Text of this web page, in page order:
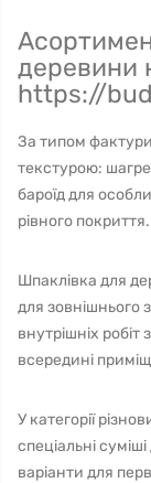
деревини
https://
За типом
текстурою:
бароїд для
рівного покриття.
Шпаклівка для
для зовнішнього
внутрішніх
всередині
У категорії
спеціальні
варіанти для